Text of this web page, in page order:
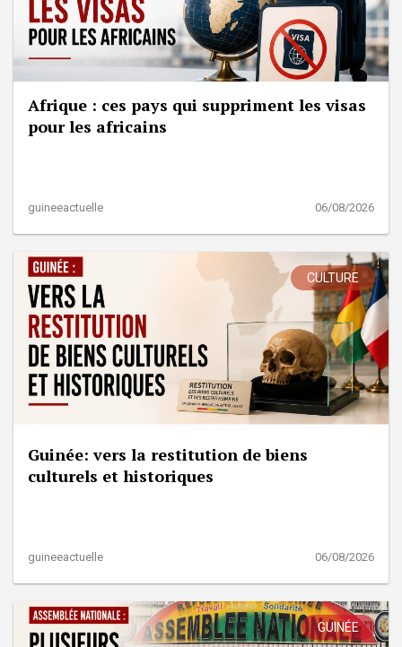
Afrique : ces pays qui suppriment les visas
pour les africains
guineeactuelle 06/08/2026
CULTURE
Guinée: vers la restitution de biens
culturels et historiques
guineeactuelle 06/08/2026
GUINÉE